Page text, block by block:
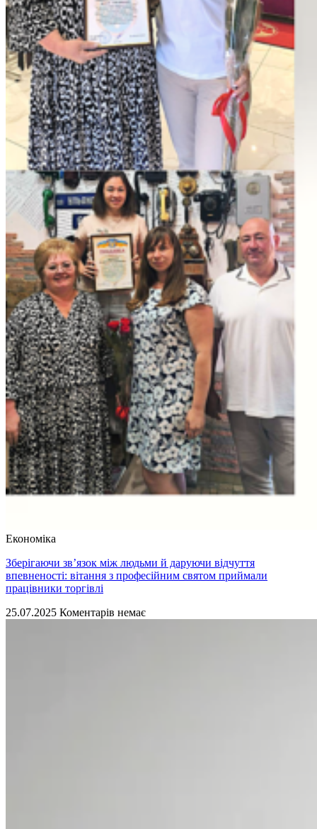
Економіка
Зберігаючи зв’язок між людьми й даруючи відчуття
впевненості: вітання з професійним святом приймали
працівники торгівлі
25.07.2025 Коментарів немає